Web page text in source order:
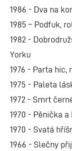
1986 - Dva na
1985 – Podfuk,
1982 -
Yorku
1976 - Parta hic,
1975 - Paleta
1972 - Smrt
1970 - Pěnička
1970 - Svatá
1966 - Slečny